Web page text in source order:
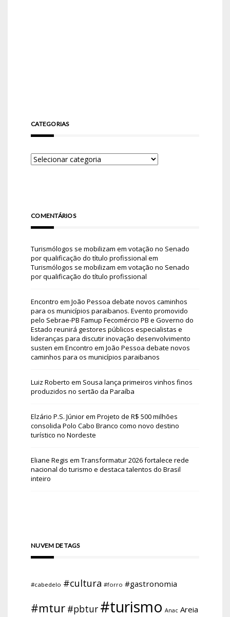
CATEGORIAS
COMENTÁRIOS
Turismólogos se mobilizam em votação no Senado
por qualificação do título profissional em
Turismólogos se mobilizam em votação no Senado
por qualificação do título profissional
Encontro em João Pessoa debate novos caminhos
para os municípios paraibanos. Evento promovido
pelo Sebrae-PB Famup Fecomércio PB e Governo do
Estado reunirá gestores públicos especialistas e
lideranças para discutir inovação desenvolvimento
susten em Encontro em João Pessoa debate novos
caminhos para os municípios paraibanos
Luiz Roberto em Sousa lança primeiros vinhos finos
produzidos no sertão da Paraíba
Elzário P.S. Júniorem Projeto de R$ 500 milhões
consolida Polo Cabo Branco como novo destino
turístico no Nordeste
Eliane Regis em Transformatur 2026 fortalece rede
nacional do turismo e destaca talentos do Brasil
inteiro
NUVEM DE TAGS
#cabedelo #cultura #forro #gastronomia
#mtur #pbtur #turismo Anac Areia